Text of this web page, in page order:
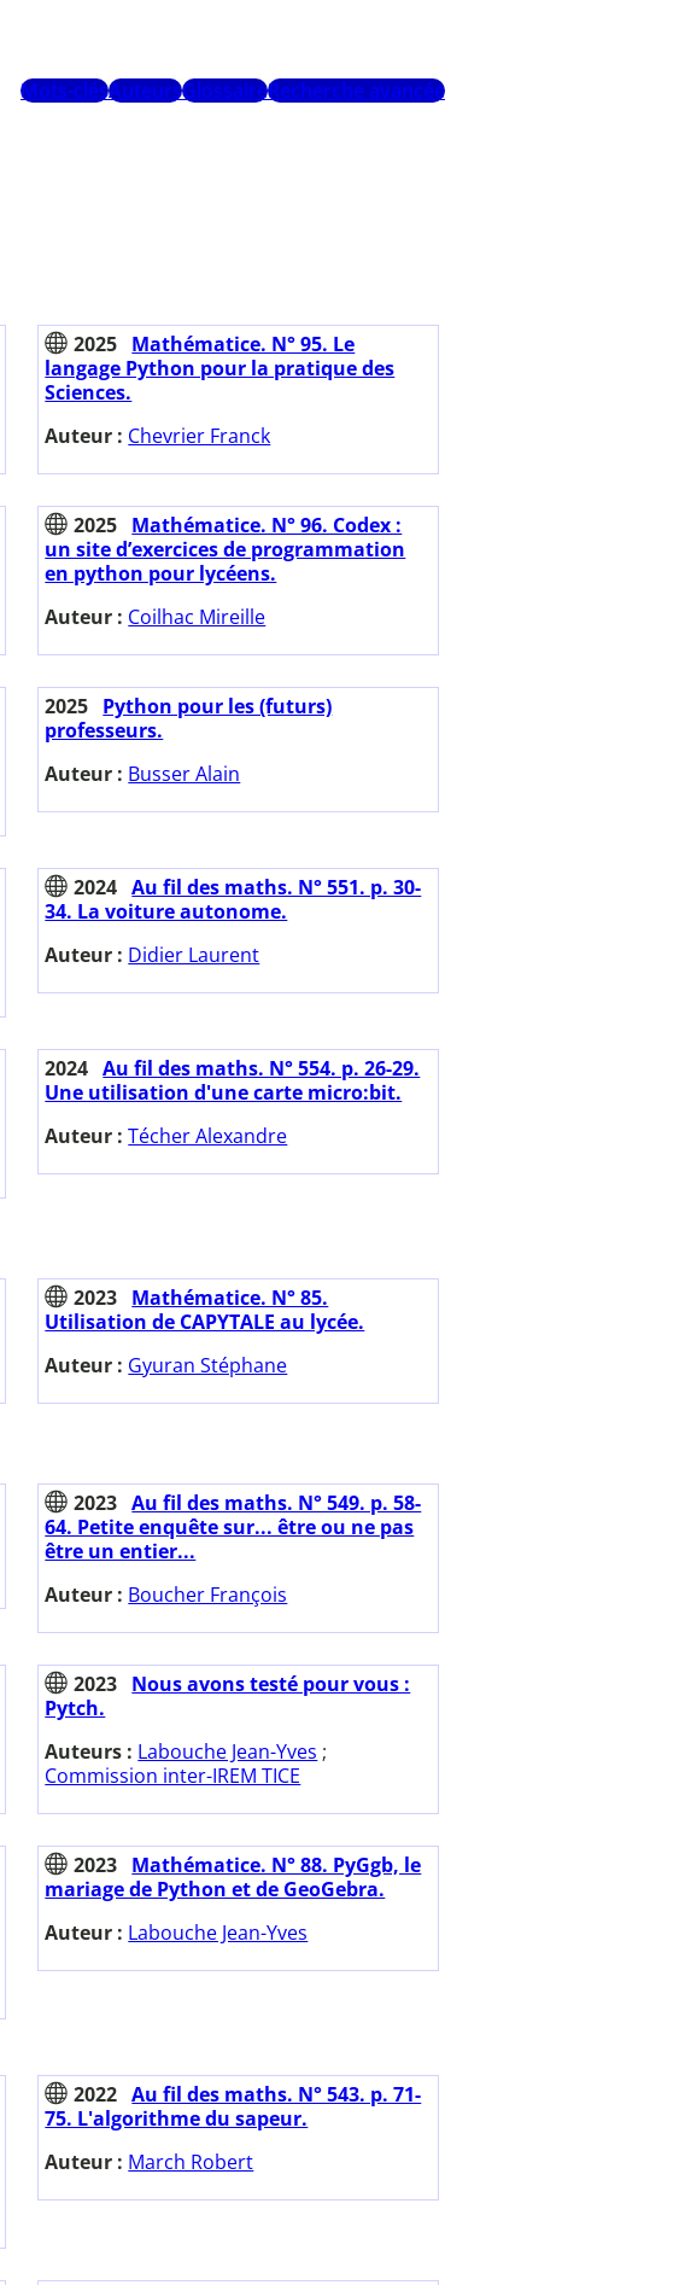
Mots-clésAuteursGlossaireRecherche avancée
2025 Mathématice. N° 95. Le
langage Python pour la pratique des
Sciences.
Auteur : Chevrier Franck
2025 Mathématice. N° 96. Codex :
un site d’exercices de programmation
en python pour lycéens.
Auteur : Coilhac Mireille
2025 Python pour les (futurs)
professeurs.
Auteur : Busser Alain
2024 Au fil des maths. N° 551. p. 30-
34. La voiture autonome.
Auteur : Didier Laurent
2024 Au fil des maths. N° 554. p. 26-29.
Une utilisation d'une carte micro:bit.
Auteur :Técher Alexandre
2023 Mathématice. N° 85.
Utilisation de CAPYTALE au lycée.
Auteur : Gyuran Stéphane
2023 Au fil des maths. N° 549. p. 58-
64. Petite enquête sur... être ou ne pas
être un entier...
Auteur : Boucher François
2023 Nous avons testé pour vous :
Pytch.
Auteurs : Labouche Jean-Yves ;
Commission inter-IREM TICE
2023 Mathématice. N° 88. PyGgb, le
mariage de Python et de GeoGebra.
Auteur : Labouche Jean-Yves
2022 Au fil des maths. N° 543. p. 71-
75. L'algorithme du sapeur.
Auteur : March Robert